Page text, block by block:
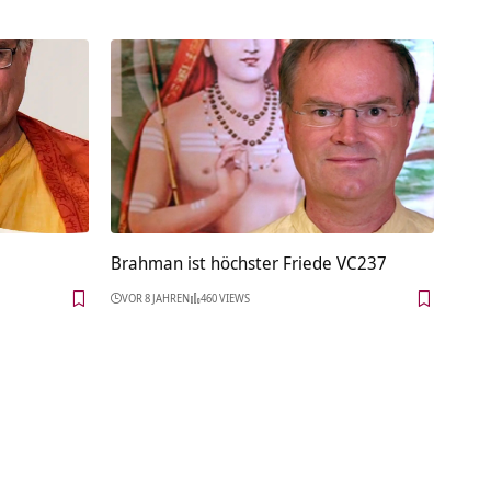
Brahman ist höchster Friede VC237
VOR 8 JAHREN 460 VIEWS